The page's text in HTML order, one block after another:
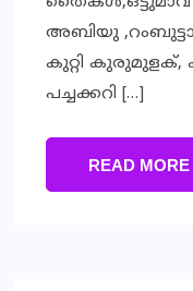
അബിയു
കുറ്റി കുരുമുളക്,
പച്ചക്കറി […]
READ MORE